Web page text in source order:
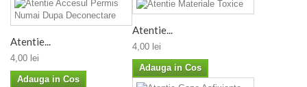
Atentie...
4,00 lei
Adauga in Cos
Atentie...
4,00 lei
Adauga in Cos